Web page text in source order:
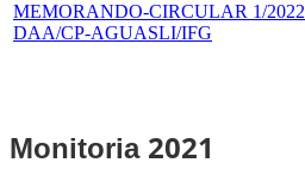
MEMORANDO-CIRCULAR 1/
DAA/CP-AGUASLI/IFG
Monitoria 2021